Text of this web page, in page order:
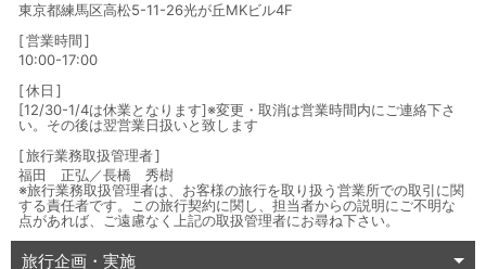
東京都練馬区高松5-11-26光が丘MKビル4F
営業時間
10:00-17:00
休日
[12/30-1/4は休業となります]※変更・取消は営業時間内にご連絡下さ
い。その後は翌営業日扱いと致します
旅行業務取扱管理者
福田 正弘／長橋 秀樹
※旅行業務取扱管理者は、お客様の旅行を取り扱う営業所での取引に関
する責任者です。この旅行契約に関し、担当者からの説明にご不明な
点があれば、ご遠慮なく上記の取扱管理者にお尋ね下さい。
旅行企画・実施